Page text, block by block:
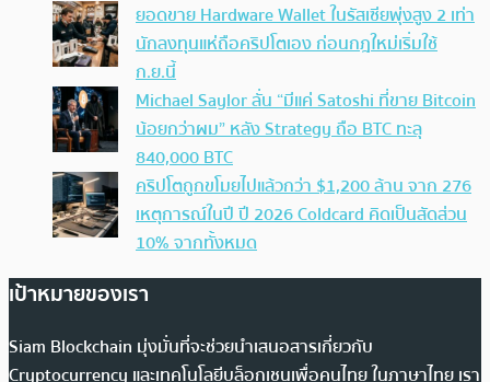
ยอดขาย Hardware Wallet ในรัสเซียพุ่งสูง 2 เท่า
นักลงทุนแห่ถือคริปโตเอง ก่อนกฎใหม่เริ่มใช้
ก.ย.นี้
Michael Saylor ลั่น “มีแค่ Satoshi ที่ขาย Bitcoin
น้อยกว่าผม” หลัง Strategy ถือ BTC ทะลุ
840,000 BTC
คริปโตถูกขโมยไปแล้วกว่า $1,200 ล้าน จาก 276
เหตุการณ์ในปี ปี 2026 Coldcard คิดเป็นสัดส่วน
10% จากทั้งหมด
เป้าหมายของเรา
Siam Blockchain มุ่งมั่นที่จะช่วยนำเสนอสารเกี่ยวกับ
Cryptocurrency และเทคโนโลยีบล็อกเชนเพื่อคนไทย ในภาษาไทย เรา